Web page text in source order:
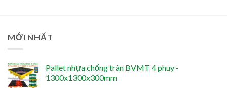
MỚI NHẤT
Pallet nhựa chống tràn BVMT 4 phuy -
1300x1300x300mm